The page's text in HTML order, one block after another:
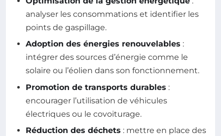
analyser les consommations et identifier les
points de gaspillage.
Adoption des énergies renouvelables :
intégrer des sources d’énergie comme le
solaire ou l’éolien dans son fonctionnement.
Promotion de transports durables :
encourager l’utilisation de véhicules
électriques ou le covoiturage.
Réduction des déchets : mettre en place des